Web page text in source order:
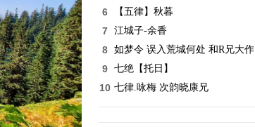
6 【五律】秋暮
7 江城子-余香
8 如梦令 误入荒城何处 和R兄大作
9 七绝【托日】
10 七律.咏梅 次韵晓康兄